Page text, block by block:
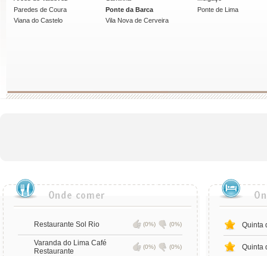
Paredes de Coura
Ponte da Barca
Ponte de Lima
Viana do Castelo
Vila Nova de Cerveira
Restaurante Sol Rio (0%) (0%)
Varanda do Lima Café
Restaurante
(0%) (0%)
Quinta
Quinta